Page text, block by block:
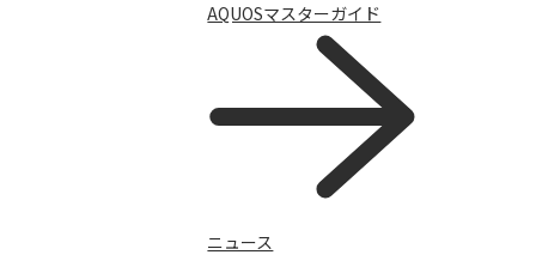
AQUOSマスターガイド
ニュース